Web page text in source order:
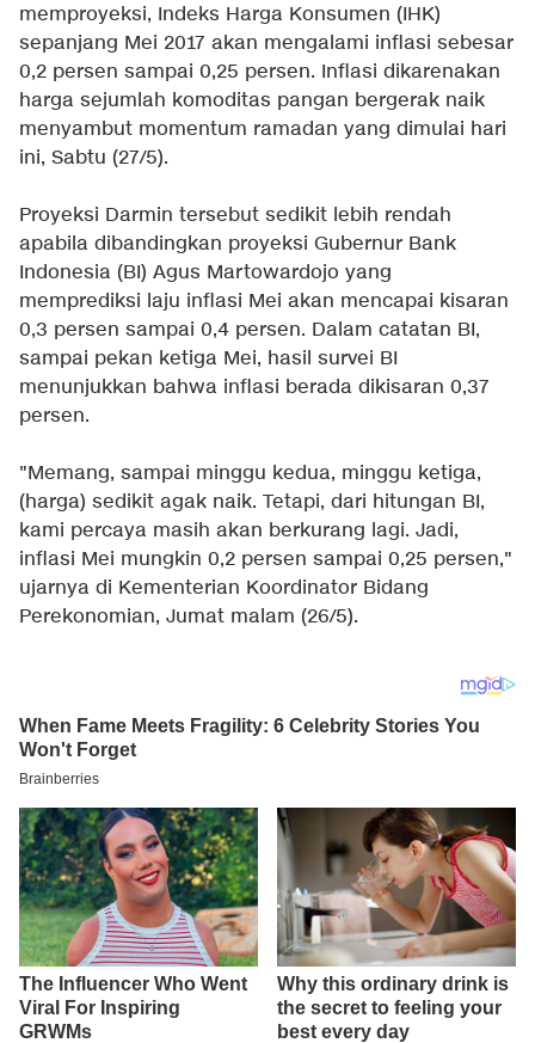
memproyeksi, Indeks Harga Konsumen (IHK)
sepanjang Mei 2017 akan mengalami inflasi sebesar
0,2 persen sampai 0,25 persen. Inflasi dikarenakan
harga sejumlah komoditas pangan bergerak naik
menyambut momentum ramadan yang dimulai hari
ini, Sabtu (27/5).
Proyeksi Darmin tersebut sedikit lebih rendah
apabila dibandingkan proyeksi Gubernur Bank
Indonesia (BI) Agus Martowardojo yang
memprediksi laju inflasi Mei akan mencapai kisaran
0,3 persen sampai 0,4 persen. Dalam catatan BI,
sampai pekan ketiga Mei, hasil survei BI
menunjukkan bahwa inflasi berada dikisaran 0,37
persen.
"Memang, sampai minggu kedua, minggu ketiga,
(harga) sedikit agak naik. Tetapi, dari hitungan BI,
kami percaya masih akan berkurang lagi. Jadi,
inflasi Mei mungkin 0,2 persen sampai 0,25 persen,"
ujarnya di Kementerian Koordinator Bidang
Perekonomian, Jumat malam (26/5).